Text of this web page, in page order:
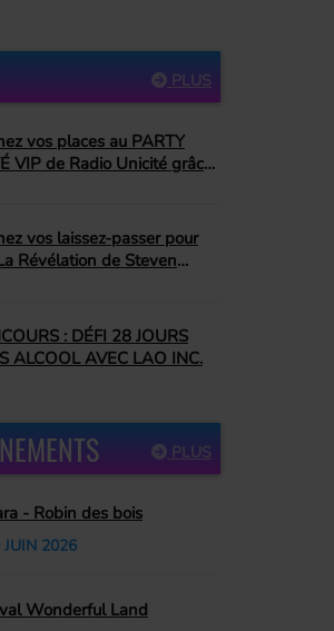
PLUS
vos places au PARTY
VIP de Radio Unicité grâce
vos laissez-passer pour
Révélation de Steven
: DÉFI 28 JOURS
ALCOOL AVEC LAO INC.
PLUS
- Robin des bois
2026
Wonderful Land